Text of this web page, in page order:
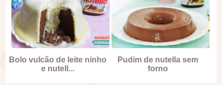
Bolo vulcão de leite ninho
e nutell...
Pudim de nutella sem
forno